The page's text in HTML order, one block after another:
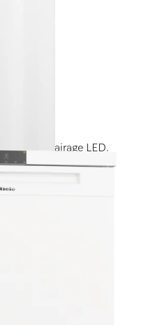
et éclairage LED.